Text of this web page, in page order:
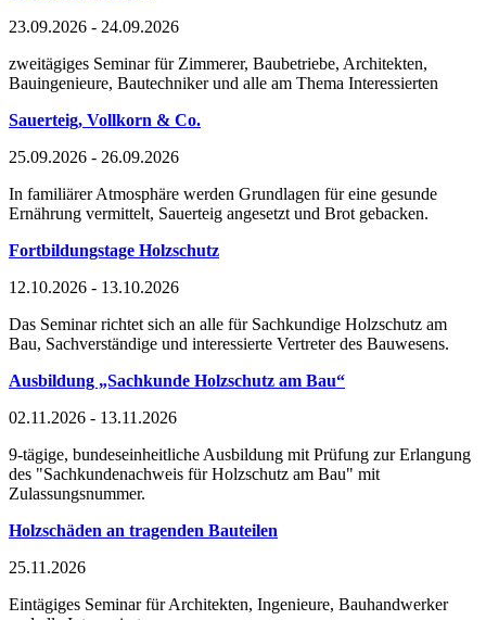
23.09.2026 - 24.09.2026
zweitägiges Seminar für Zimmerer, Baubetriebe, Architekten,
Bauingenieure, Bautechniker und alle am Thema Interessierten
Sauerteig, Vollkorn & Co.
25.09.2026 - 26.09.2026
In familiärer Atmosphäre werden Grundlagen für eine gesunde
Ernährung vermittelt, Sauerteig angesetzt und Brot gebacken.
Fortbildungstage Holzschutz
12.10.2026 - 13.10.2026
Das Seminar richtet sich an alle für Sachkundige Holzschutz am
Bau, Sachverständige und interessierte Vertreter des Bauwesens.
Ausbildung „Sachkunde Holzschutz am Bau“
02.11.2026 - 13.11.2026
9-tägige, bundeseinheitliche Ausbildung mit Prüfung zur Erlangung
des "Sachkundenachweis für Holzschutz am Bau" mit
Zulassungsnummer.
Holzschäden an tragenden Bauteilen
25.11.2026
Eintägiges Seminar für Architekten, Ingenieure, Bauhandwerker